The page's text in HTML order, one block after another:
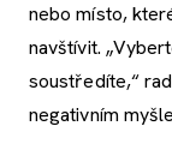
nebo místo,
navštívit.
soustředíte,“
negativním